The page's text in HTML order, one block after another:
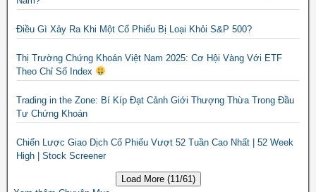
Điều Gì Xảy Ra Khi Một Cổ Phiếu Bị Loại Khỏi S&P 500?
Thị Trường Chứng Khoán Việt Nam 2025: Cơ Hội Vàng Với ETF
Theo Chỉ Số Index
Trading in the Zone: Bí Kíp Đạt Cảnh Giới Thượng Thừa Trong Đầu
Tư Chứng Khoán
Chiến Lược Giao Dịch Cổ Phiếu Vượt 52 Tuần Cao Nhất | 52 Week
High | Stock Screener
Load More (11/61)